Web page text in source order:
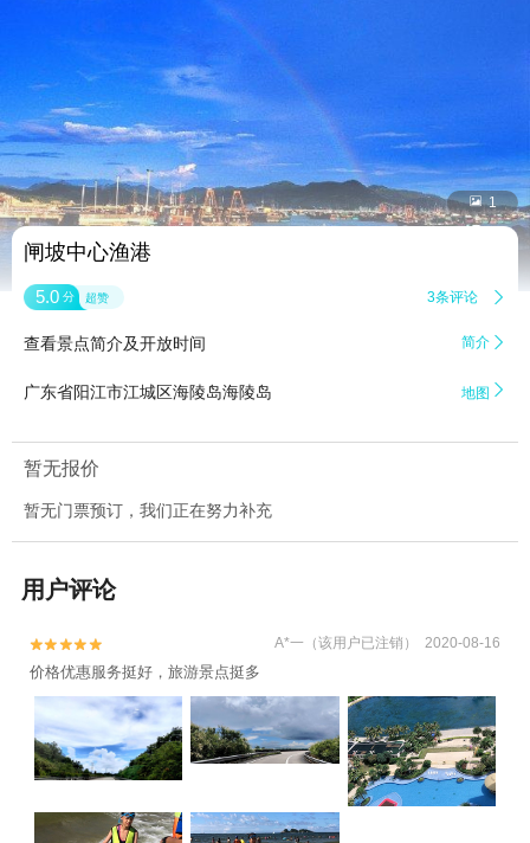
 1
闸坡中心渔港
5.0 分 超赞 3条评论 
查看景点简介及开放时间 简介 
广东省阳江市江城区海陵岛海陵岛 地图 
暂无报价
暂无门票预订，我们正在努力补充
用户评论

 A*一（该用户已注销） 2020-08-16
价格优惠服务挺好，旅游景点挺多